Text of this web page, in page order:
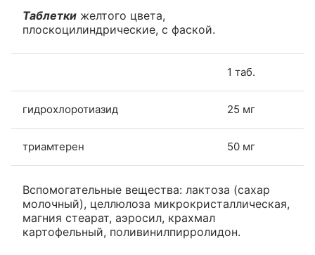
Таблетки желтого цвета,
плоскоцилиндрические, с фаской.
1 таб.
гидрохлоротиазид 25 мг
триамтерен 50 мг
Вспомогательные вещества: лактоза (сахар
молочный), целлюлоза микрокристаллическая,
магния стеарат, аэросил, крахмал
картофельный, поливинилпирролидон.